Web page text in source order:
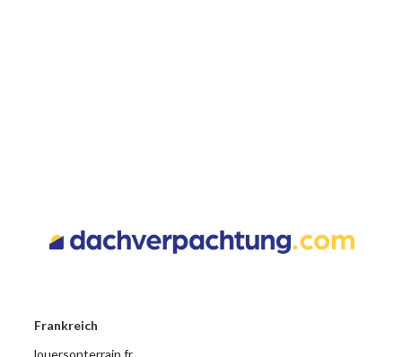
Frankreich
louersonterrain.fr